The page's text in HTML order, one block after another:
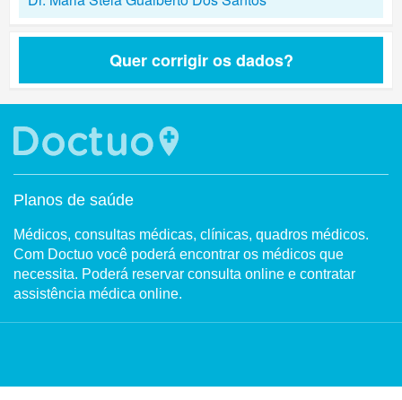
Quer corrigir os dados?
Planos de saúde
Médicos, consultas médicas, clínicas, quadros médicos.
Com Doctuo você poderá encontrar os médicos que
necessita. Poderá reservar consulta online e contratar
assistência médica online.